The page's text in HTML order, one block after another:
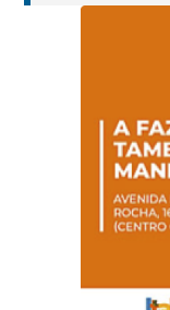
Magalhães